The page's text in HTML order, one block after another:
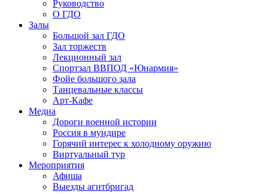
Руководство
О ГДО
Залы
Большой зал ГДО
Зал торжеств
Лекционный зал
Cпортзал ВВПОД «Юнармия»
Фойе большого зала
Танцевальные классы
Арт-Кафе
Медиа
Дороги военной истории
Россия в мундире
Горячий интерес к холодному оружию
Виртуальный тур
Мероприятия
Афиша
Выезды агитбригад